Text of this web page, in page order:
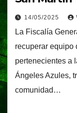
14/05/2025
La Fiscalía
recuperar equipo
pertenecientes a
Ángeles Azules,
comunidad…